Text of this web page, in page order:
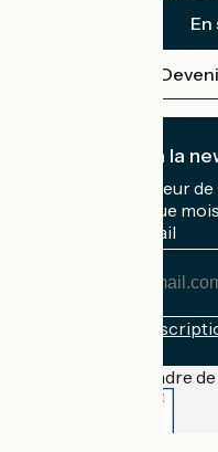
En
Je m'abonne à la
Recevez le meilleur
boîte mail chaque
Mon adresse mail
Conditions
Financé dans le cadre